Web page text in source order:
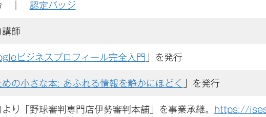
｜ 認定バッジ
師
ビジネスプロフィール完全入門 」を発行
の小さな本: あふれる情報を静かにほどく 」を発行
り「野球審判専門店伊勢審判本舗」を事業承継。 https://